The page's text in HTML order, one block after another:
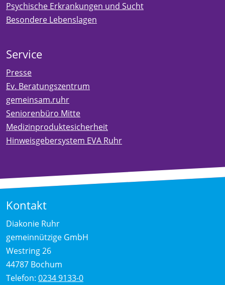
Psychische Erkrankungen und Sucht
Besondere Lebenslagen
Service
Presse
Ev. Beratungszentrum
gemeinsam.ruhr
Seniorenbüro Mitte
Medizinproduktesicherheit
Hinweisgebersystem EVA Ruhr
Kontakt
Diakonie Ruhr
gemeinnützige GmbH
Westring 26
44787 Bochum
Telefon: 0234 9133-0